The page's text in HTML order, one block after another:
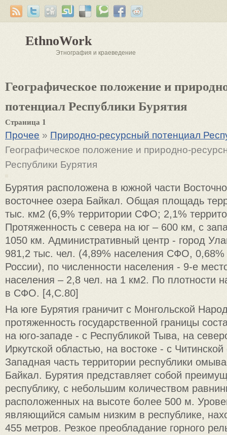
EthnoWork
Этнография и краеведение
Географическое положение и
потенциал Республики Бурятия
Страница 1
Прочее » Природно-ресурсный потенциал
Географическое положение и природно-
Республики Бурятия
Бурятия расположена в южной части
восточнее озера Байкал. Общая площадь
тыс. км2 (6,9% территории СФО; 2,1%
Протяженность с севера на юг – 600 км, с
1050 км. Административный центр - город
981,2 тыс. чел. (4,89% населения СФО, 0,68%
России), по численности населения - 9-е
населения – 2,8 чел. на 1 км2. По плотности
в СФО. [4,C.80]
На юге Бурятия граничит с Монгольской
протяженность государственной границы
на юго-западе - с Республикой Тыва, на
Иркутской областью, на востоке - с
Западная часть территории республики
Байкал. Бурятия представляет собой
республику, с небольшим количеством
расположенных на высоте более 500 м.
являющийся самым низким в республике,
455 метров. Резкое преобладание горного